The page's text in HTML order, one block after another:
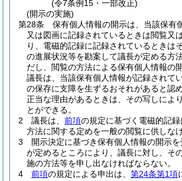
(令7条例15・一部改正)
(開示の実施)
第28条
保有個人情報の開示は、当該保有
又は図画に記録されているときは閲覧又
り、電磁的記録に記録されているときは
の進展状況等を勘案して議長が定める方
だし、閲覧の方法による保有個人情報の
議長は、当該保有個人情報が記録されて
の保存に支障を生ずるおそれがあると認
正当な理由があるときは、その写しによ
とができる。
2
議長は、 前項の規定に基づく電磁的記
方法に関する定めを一般の閲覧に供しな
3
開示決定に基づき保有個人情報の開示
が定めるところにより、議長に対し、そ
施の方法等を申し出なければならない。
4
前項の規定による申出は、 第24条第1項